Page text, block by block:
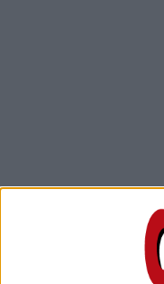
Сигналът за
малко след 12:00 ч..